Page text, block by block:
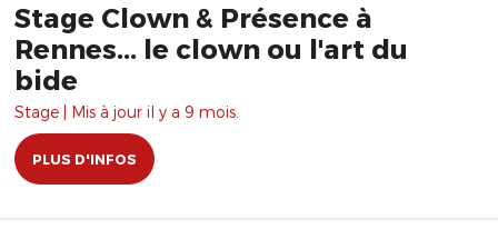
Stage Clown & Présence à
Rennes... le clown ou l'art du
bide
Stage | Mis à jour il y a 9 mois.
PLUS D'INFOS